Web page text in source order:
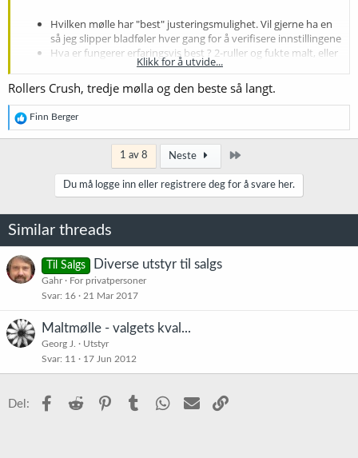
Hvilken mølle har "best" justeringsmulighet. Vil gjerne ha en
så jeg slipper bladføler hver gang for å verifisere innstillingene
Hva er fungerer erfaringsvis best ? 2-ruller og fukte malt, eller
3 ruller ? Fint hvis noen som faktisk har prøvd begge deler
svarer
peram
Klikk for å utvide...
Rollers Crush, tredje mølla og den beste så langt.
R
e
a
r
Finn Berger
1 av 8 Neste
Du må logge inn eller registrere deg for å svare her.
Similar threads
Til Salgs Diverse utstyr til salgs
Gahr
For privatpersoner
Svar 16 21 Mar 2017
Maltmølle - valgets kval...
Georg J.
Utstyr
Svar 11 17 Jun 2012
Del: Facebook
Reddit PinterestTumblr WhatsApp
E-post